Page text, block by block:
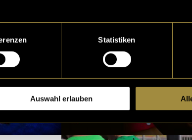
Statistiken
Auswahl erlauben